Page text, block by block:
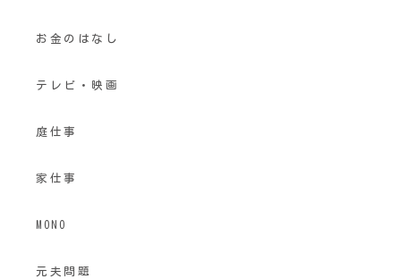
お金のはなし
テレビ・映画
庭仕事
家仕事
MONO
元夫問題